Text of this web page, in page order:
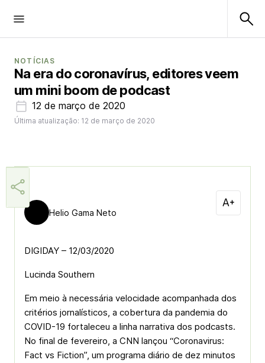
NOTÍCIAS
Na era do coronavírus, editores veem
um mini boom de podcast
12 de março de 2020
Última atualização: 12 de março de 2020
Helio Gama Neto
DIGIDAY – 12/03/2020
Lucinda Southern
Em meio à necessária velocidade acompanhada dos
critérios jornalísticos, a cobertura da pandemia do
COVID-19 fortaleceu a linha narrativa dos podcasts.
No final de fevereiro, a CNN lançou “Coronavirus:
Fact vs Fiction”, um programa diário de dez minutos